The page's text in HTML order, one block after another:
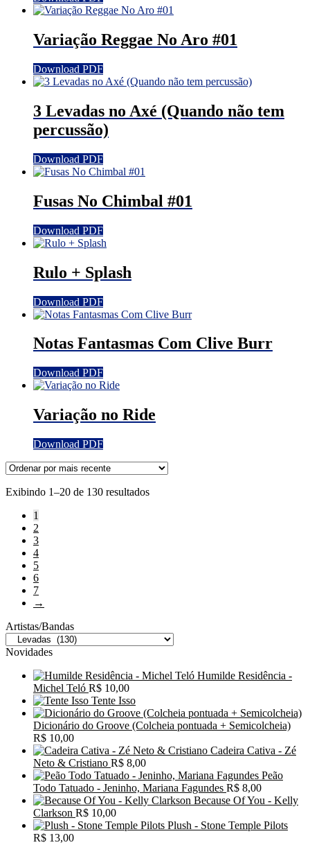
Variação Reggae No Aro #01
Download PDF
3 Levadas no Axé (Quando não tem
percussão)
Download PDF
Fusas No Chimbal #01
Download PDF
Rulo + Splash
Download PDF
Notas Fantasmas Com Clive Burr
Download PDF
Variação no Ride
Download PDF
Exibindo 1–20 de 130 resultadosClassificado
1
2
3
4
5
6
7
→
Artistas/Bandas
Novidades
Humilde Residência -
Michel Teló R$ 10,00
Tente Isso
Dicionário do Groove (Colcheia pontuada + Semicolcheia)
R$ 10,00
Cadeira Cativa - Zé
Neto & Cristiano R$ 8,00
Peão
Todo Tatuado - Jeninho, Mariana Fagundes R$ 8,00
Because Of You - Kelly
Clarkson R$ 10,00
Plush - Stone Temple Pilots
R$ 13,00